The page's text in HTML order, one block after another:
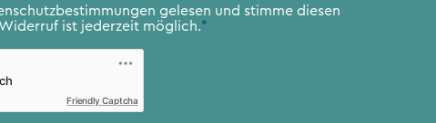
gelesen und stimme diesen
ist jederzeit möglich.*
Friendly Captcha